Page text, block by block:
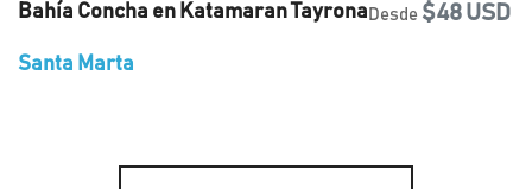
Bahía Concha en Katamaran Tayrona Desde $48 USD
Santa Marta